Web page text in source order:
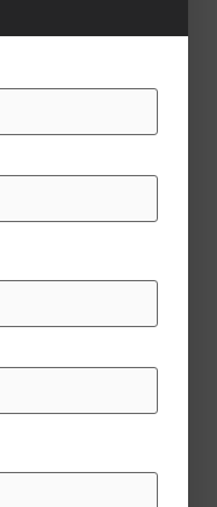
personnel aux
d’agences
d’un * sont